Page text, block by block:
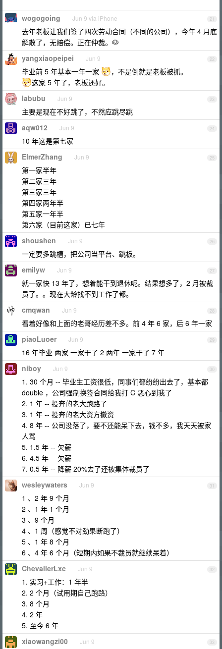
21
wogogoing Jun 9 via iPhone
去年老板让我们签了四次劳动合同（不同的公司），今年 4 月底
解散了，无赔偿。正在仲裁。🐶
22
yangxiaopeipei Jun 9
毕业前 5 年基本一年一家
，不是倒就是老板被抓。
这家 5 年了，老板还好。
23
labubu Jun 9
主要是现在不好跳了，不然应跳尽跳
24
aqw012 Jun 9
10 年这是第七家
25
ElmerZhang Jun 9
第一家半年
第二家三年
第三家三年
第四家两年半
第五家一年半
第六家（目前这家）已七年
26
shoushen Jun 9
一定要多跳槽，把公司当平台、跳板。
27
emilyw Jun 9
就一家快 13 年了，想着能干到退休呢。结果想多了，2 月被裁
员了。。现在大龄找不到工作了都。
28
cmqwan Jun 9
看着好像和上面的老哥经历差不多。前 4 年 6 家，后 6 年一家
29
piaoLuoer Jun 9
16 年毕业 两家 一家干了 2 两年 一家干了 7 年
30
niboy Jun 9
1. 30 个月 -- 毕业生工资很低，同事们都纷纷出去了，基本都
double ，公司强制换签合同给我打 C 恶心到我了
2. 1 年 -- 投奔的老大跑路了
3. 1 年 -- 投奔的老大资方撤资
4. 8 年 -- 公司没落了，要不还能呆下去，钱不多，我天天被家
人骂
5. 1.5 年 -- 欠薪
6. 4.5 年 -- 欠薪
7. 0.5 年 -- 降薪 20%去了还被集体裁员了
31
wesleywaters Jun 9
1 、2 年 9 个月
2 、1 年 1 个月
3 、9 个月
4 、1 周（感觉不对劲果断跑了）
5 、1 年 8 个月
6 、4 年 6 个月（短期内如果不裁员就继续呆着）
32
ChevalierLxc Jun 9
1. 实习+工作：1 年半
2. 2 个月（试用期自己跑路）
3. 8 个月
4. 2 年
5. 至今 6 年
33
xiaowangzi00 Jun 9